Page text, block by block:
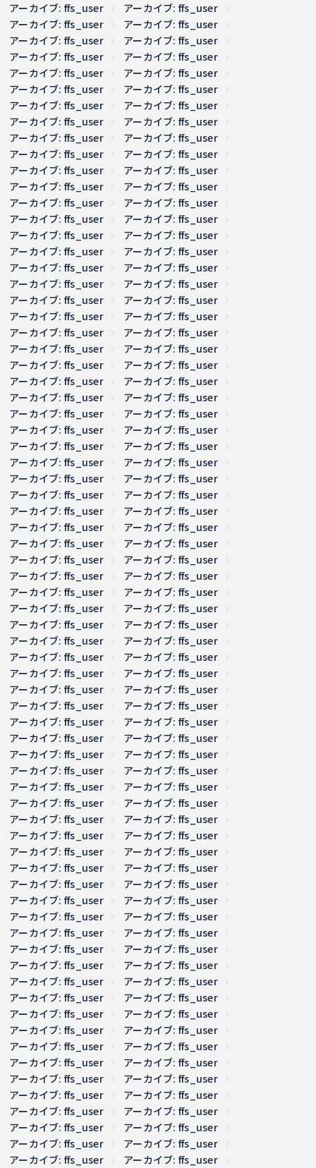
アーカイブ: ffs_user
アーカイブ: ffs_user
アーカイブ: ffs_user
アーカイブ: ffs_user
アーカイブ: ffs_user
アーカイブ: ffs_user
アーカイブ: ffs_user
アーカイブ: ffs_user
アーカイブ: ffs_user
アーカイブ: ffs_user
アーカイブ: ffs_user
アーカイブ: ffs_user
アーカイブ: ffs_user
アーカイブ: ffs_user
アーカイブ: ffs_user
アーカイブ: ffs_user
アーカイブ: ffs_user
アーカイブ: ffs_user
アーカイブ: ffs_user
アーカイブ: ffs_user
アーカイブ: ffs_user
アーカイブ: ffs_user
アーカイブ: ffs_user
アーカイブ: ffs_user
アーカイブ: ffs_user
アーカイブ: ffs_user
アーカイブ: ffs_user
アーカイブ: ffs_user
アーカイブ: ffs_user
アーカイブ: ffs_user
アーカイブ: ffs_user
アーカイブ: ffs_user
アーカイブ: ffs_user
アーカイブ: ffs_user
アーカイブ: ffs_user
アーカイブ: ffs_user
アーカイブ: ffs_user
アーカイブ: ffs_user
アーカイブ: ffs_user
アーカイブ: ffs_user
アーカイブ: ffs_user
アーカイブ: ffs_user
アーカイブ: ffs_user
アーカイブ: ffs_user
アーカイブ: ffs_user
アーカイブ: ffs_user
アーカイブ: ffs_user
アーカイブ: ffs_user
アーカイブ: ffs_user
アーカイブ: ffs_user
アーカイブ: ffs_user
アーカイブ: ffs_user
アーカイブ: ffs_user
アーカイブ: ffs_user
アーカイブ: ffs_user
アーカイブ: ffs_user
アーカイブ: ffs_user
アーカイブ: ffs_user
アーカイブ: ffs_user
アーカイブ: ffs_user
アーカイブ: ffs_user
アーカイブ: ffs_user
アーカイブ: ffs_user
アーカイブ: ffs_user
アーカイブ: ffs_user
アーカイブ: ffs_user
アーカイブ: ffs_user
アーカイブ: ffs_user
アーカイブ: ffs_user
アーカイブ: ffs_user
アーカイブ: ffs_user
アーカイブ: ffs_user
アーカイブ: ffs_user
アーカイブ: ffs_user
アーカイブ: ffs_user
アーカイブ: ffs_user
アーカイブ: ffs_user
アーカイブ: ffs_user
アーカイブ: ffs_user
アーカイブ: ffs_user
アーカイブ: ffs_user
アーカイブ: ffs_user
アーカイブ: ffs_user
アーカイブ: ffs_user
アーカイブ: ffs_user
アーカイブ: ffs_user
アーカイブ: ffs_user
アーカイブ: ffs_user
アーカイブ: ffs_user
アーカイブ: ffs_user
アーカイブ: ffs_user
アーカイブ: ffs_user
アーカイブ: ffs_user
アーカイブ: ffs_user
アーカイブ: ffs_user
アーカイブ: ffs_user
アーカイブ: ffs_user
アーカイブ: ffs_user
アーカイブ: ffs_user
アーカイブ: ffs_user
アーカイブ: ffs_user
アーカイブ: ffs_user
アーカイブ: ffs_user
アーカイブ: ffs_user
アーカイブ: ffs_user
アーカイブ: ffs_user
アーカイブ: ffs_user
アーカイブ: ffs_user
アーカイブ: ffs_user
アーカイブ: ffs_user
アーカイブ: ffs_user
アーカイブ: ffs_user
アーカイブ: ffs_user
アーカイブ: ffs_user
アーカイブ: ffs_user
アーカイブ: ffs_user
アーカイブ: ffs_user
アーカイブ: ffs_user
アーカイブ: ffs_user
アーカイブ: ffs_user
アーカイブ: ffs_user
アーカイブ: ffs_user
アーカイブ: ffs_user
アーカイブ: ffs_user
アーカイブ: ffs_user
アーカイブ: ffs_user
アーカイブ: ffs_user
アーカイブ: ffs_user
アーカイブ: ffs_user
アーカイブ: ffs_user
アーカイブ: ffs_user
アーカイブ: ffs_user
アーカイブ: ffs_user
アーカイブ: ffs_user
アーカイブ: ffs_user
アーカイブ: ffs_user
アーカイブ: ffs_user
アーカイブ: ffs_user
アーカイブ: ffs_user
アーカイブ: ffs_user
アーカイブ: ffs_user
アーカイブ: ffs_user
アーカイブ: ffs_user
アーカイブ: ffs_user